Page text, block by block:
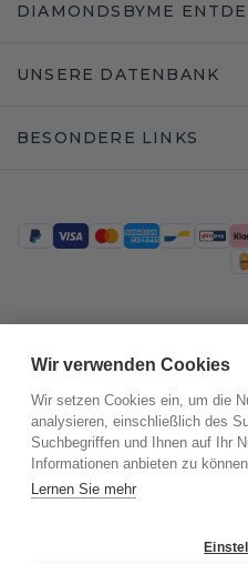
DIAMONDSBYME
UNSERE DATENBANK
BESONDERE LINKS
Wir verwenden Cookies
Wir setzen Cookies ein, um die
analysieren, einschließlich des
Suchbegriffen und Ihnen auf Ihr
Informationen anbieten zu
Lernen Sie mehr